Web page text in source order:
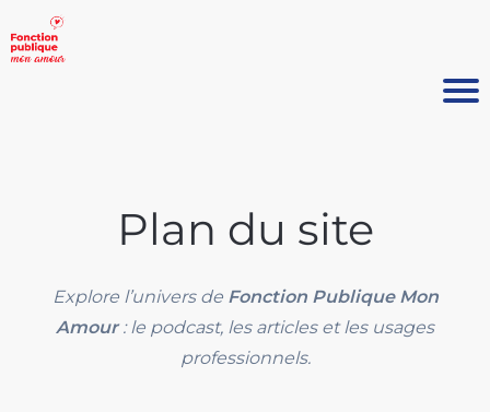
Plan du site
Explore l’univers de Fonction Publique Mon
Amour: le podcast, les articles et les usages
professionnels.